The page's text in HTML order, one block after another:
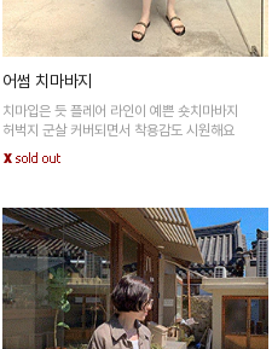
어썸 치마바지
치마입은 듯 플레어 라인이 예쁜 숏치마바지
허벅지 군살 커버되면서 착용감도 시원해요